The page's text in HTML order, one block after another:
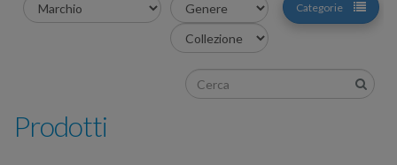
Prodotti
Categorie